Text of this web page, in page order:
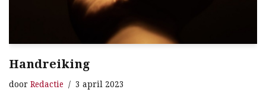
Handreiking
door Redactie 3 april 2023